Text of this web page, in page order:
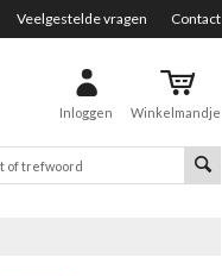
Veelgestelde vragen Contact
Inloggen Winkelmandje